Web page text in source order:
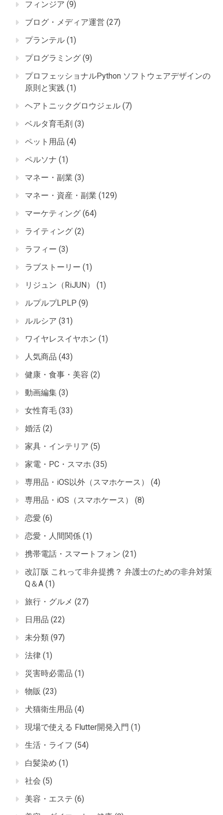
フィンジア (9)
ブログ・メディア運営 (27)
プランテル (1)
プログラミング (9)
プロフェッショナルPython ソフトウェアデザインの
原則と実践 (1)
ヘアトニックグロウジェル (7)
ベルタ育毛剤 (3)
ペット用品 (4)
ペルソナ (1)
マネー・副業 (3)
マネー・資産・副業 (129)
マーケティング (64)
ライティング (2)
ラフィー (3)
ラブストーリー (1)
リジュン（RiJUN）
(1)
ルプルプLPLP (9)
ルルシア (31)
ワイヤレスイヤホン (1)
人気商品 (43)
健康・食事・美容 (2)
動画編集 (3)
女性育毛 (33)
婚活 (2)
家具・インテリア (5)
家電・PC・スマホ (35)
専用品・iOS以外（スマホケース）
(4)
専用品・iOS（スマホケース）
(8)
恋愛 (6)
恋愛・人間関係 (1)
携帯電話・スマートフォン (21)
改訂版 これって非弁提携？ 弁護士のための非弁対策
Q＆A (1)
旅行・グルメ (27)
日用品 (22)
未分類 (97)
法律 (1)
災害時必需品 (1)
物販 (23)
犬猫衛生用品 (4)
現場で使える Flutter開発入門 (1)
生活・ライフ (54)
白髪染め (1)
社会 (5)
美容・エステ (6)